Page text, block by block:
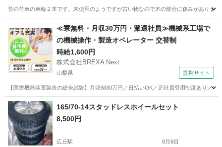
昔の荷車の車輪２本です。未使用のようですが古い物なので木の部分に傷みがありま
田畑駅 タイヤ、ホイール
≪寮無料・月収30万円・派遣社員≫機械系工場で
の機械操作・製造オペレーター 交替制
時給1,600円
株式会社BREXA Next
山梨県 提携サイト
【医療機器装置製造の総合試験】月収例30万円／日払いOK／正社員登用制度あり
山梨 その他
165/70-14スタッドレスホイールセット
8,500円
広丘駅 8月8日